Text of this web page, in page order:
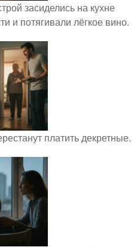
засиделись на кухне
и потягивали лёгкое вино.
платить декретные.